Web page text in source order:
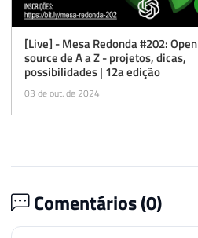
[Live] - Mesa Redonda #202: Open
source de A a Z - projetos, dicas,
possibilidades | 12a edição
03 de out. de 2024
Comentários (0)